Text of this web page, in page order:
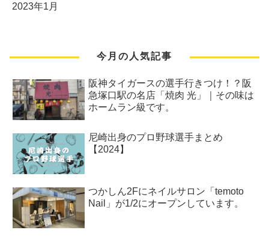
2023年1月
今月の人気記事
阪神タイガースの選手行きつけ！？阪
急塚口駅の名店「焼肉 光」｜その味は
ホームラン級です。
尼崎出身のプロ野球選手まとめ
【2024】
つかしん2Fにネイルサロン「temoto
Nail」が1/2にオープンしています。